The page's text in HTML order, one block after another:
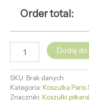
Order total:
Dodaj do
SKU: Brak danych
Kategoria: Koszulka
Znaczniki: Koszulki